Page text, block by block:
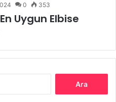
0 353
Uygun Elbise